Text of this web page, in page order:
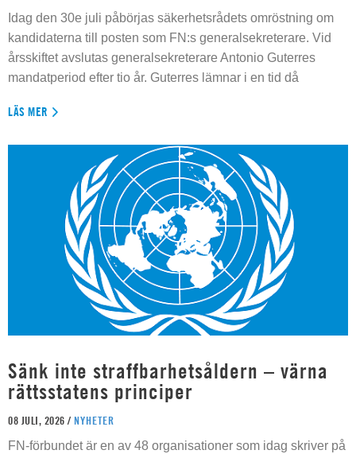
Idag den 30e juli påbörjas säkerhetsrådets omröstning om
kandidaterna till posten som FN:s generalsekreterare. Vid
årsskiftet avslutas generalsekreterare Antonio Guterres
mandatperiod efter tio år. Guterres lämnar i en tid då
LÄS MER
Sänk inte straffbarhetsåldern – värna
rättsstatens principer
08 JULI, 2026 / NYHETER
FN-förbundet är en av 48 organisationer som idag skriver på